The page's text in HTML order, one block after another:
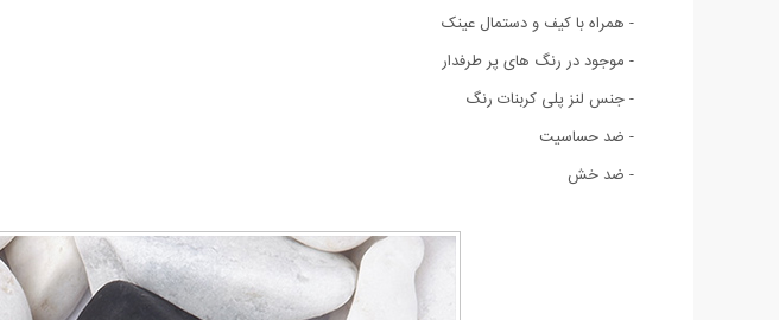
- همراه با کیف و دستمال عینک
- موجود در رنگ های پر طرفدار
- جنس لنز پلی کربنات رنگ
- ضد حساسیت
- ضد خش